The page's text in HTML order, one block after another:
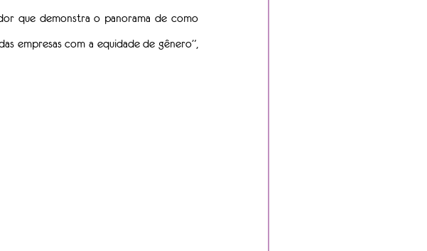
que demonstra o panorama de como
empresas com a equidade de gênero”,